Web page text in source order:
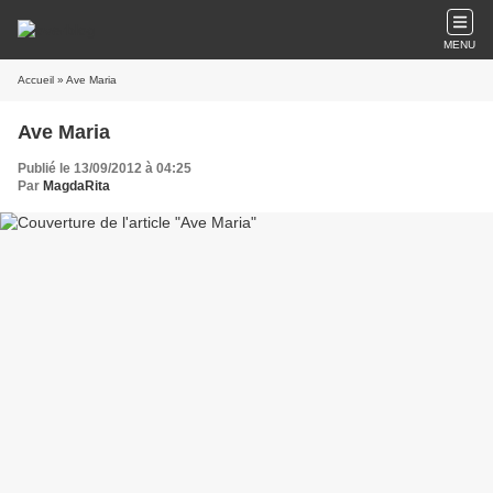
MENU
Accueil » Ave Maria
Ave Maria
Publié le 13/09/2012 à 04:25
Par MagdaRita